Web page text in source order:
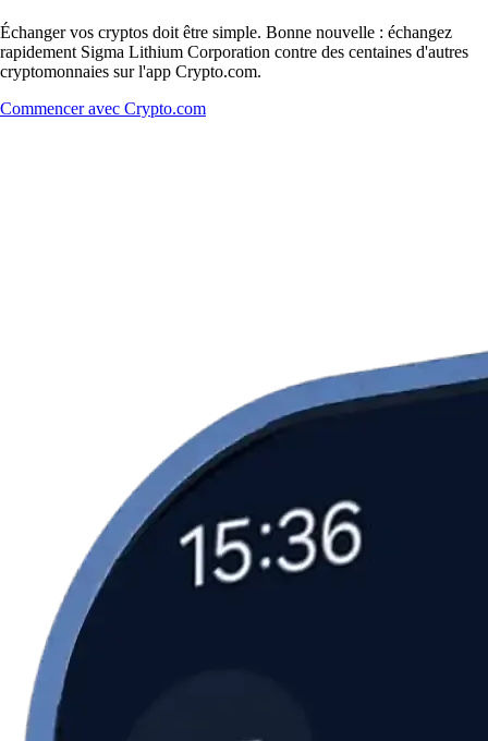
Échanger vos cryptos doit être simple. Bonne nouvelle : échangez
rapidement Sigma Lithium Corporation contre des centaines d'autres
cryptomonnaies sur l'app Crypto.com.
Commencer avec Crypto.com